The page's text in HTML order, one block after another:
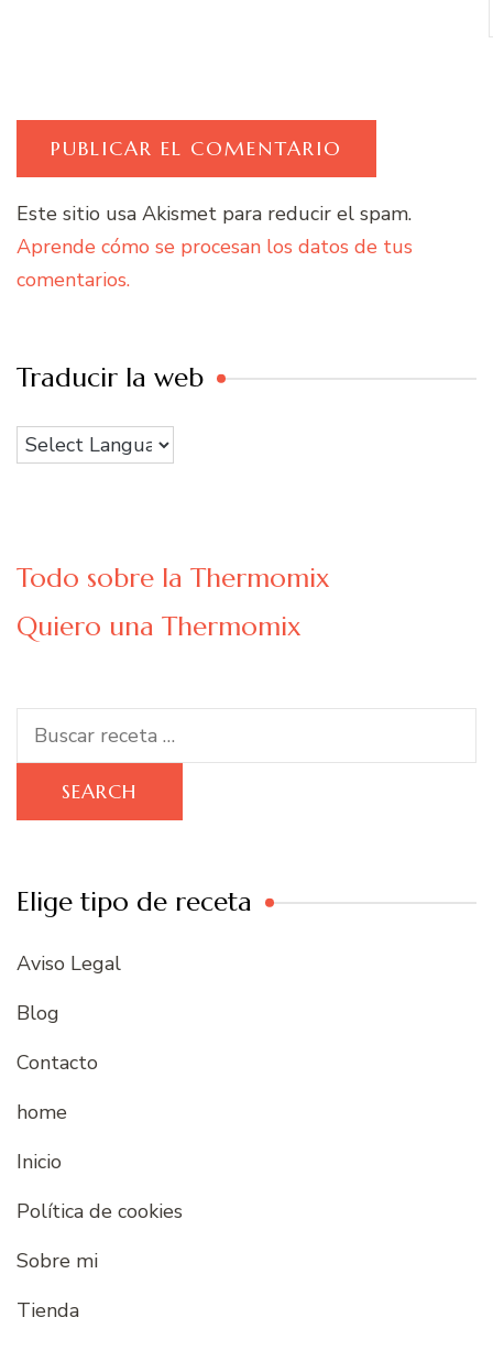
Este sitio usa Akismet para reducir el spam.
Aprende cómo se procesan los datos de tus
comentarios.
Traducir la web
Todo sobre la Thermomix
Quiero una Thermomix
Search
for:
Elige tipo de receta
Aviso Legal
Blog
Contacto
home
Inicio
Política de cookies
Sobre mi
Tienda